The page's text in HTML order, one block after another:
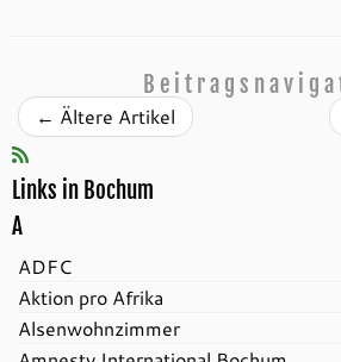
← Ältere Artikel
Links in Bochum
A
ADFC
Aktion pro Afrika
Alsenwohnzimmer